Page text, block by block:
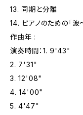
13. 同期と分離
14. ピアノのための「
作曲年 :
演奏時間：1. 9'43"
2. 7'31"
3. 12'08"
4. 14'00"
5. 4'47"